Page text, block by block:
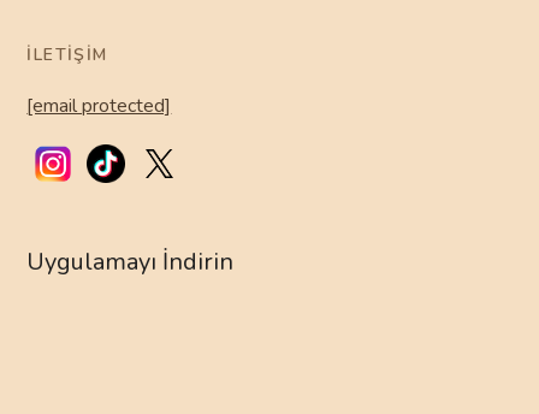
İLETIŞIM
[email protected]
Uygulamayı İndirin